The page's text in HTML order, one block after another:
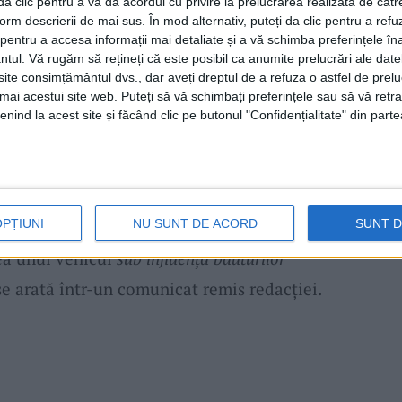
descrierii de mai sus. În mod alternativ, puteți da clic pentru a
a accesa informații mai detaliate și a vă schimba preferințele
Vă rugăm să rețineți că este posibil ca anumite prelucrări ale
consimțământul dvs., dar aveți dreptul de a refuza o astfel de
acestui site web. Puteți să vă schimbați preferințele sau să vă
la acest site și făcând clic pe butonul "Confidențialitate" din
NU SUNT DE ACORD SUNT
autovehicule aflându-sesub influența
în aerul expirat de până la 0.40
cu mai mult de 50 km/h limita de
tronsoane de drum, au fost sancționați
dreptului de a conduce
Alți 74 de conducători auto și pasageri
pentrunepurtarea centurii de siguranță.
constatat 9 infracțiuni la regimul rutier,
unui vehiculsub influența băuturilor
arată într-un comunicat remis redacţiei.